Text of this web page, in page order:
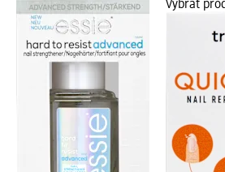
Vybrat